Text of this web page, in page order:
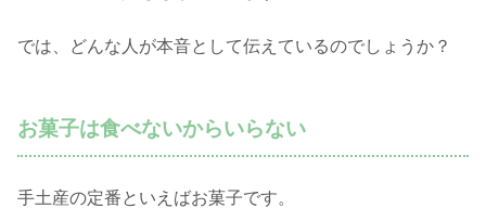
では、どんな人が本音として伝えているのでしょうか？
お菓子は食べないからいらない
手土産の定番といえばお菓子です。